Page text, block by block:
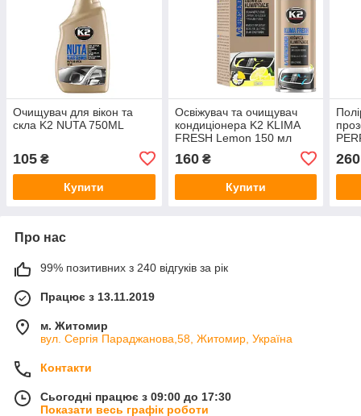
Очищувач для вікон та
скла K2 NUTA 750ML
105 ₴
Купити
Освіжувач та очищувач
кондиціонера K2 KLIMA
FRESH Lemon 150 мл
160₴
Купити
260
Про нас
99% позитивних з 240 відгуків за рік
Працює з 13.11.2019
м. Житомир
вул. Сергія Параджанова,58, Житомир, Україна
Контакти
Сьогодні працює з 09:00 до 17:30
Показати весь графік роботи